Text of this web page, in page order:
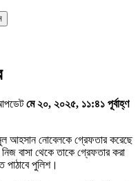
মে ২০, ২০২৫, ১১:৪১ পূর্বাহ্ণ
আহসান নোবেলকে গ্রেফতার করেছে
বাসা থেকে তাকে গ্রেফতার করা
পুলিশ।